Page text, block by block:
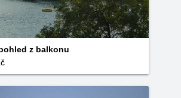
z balkonu